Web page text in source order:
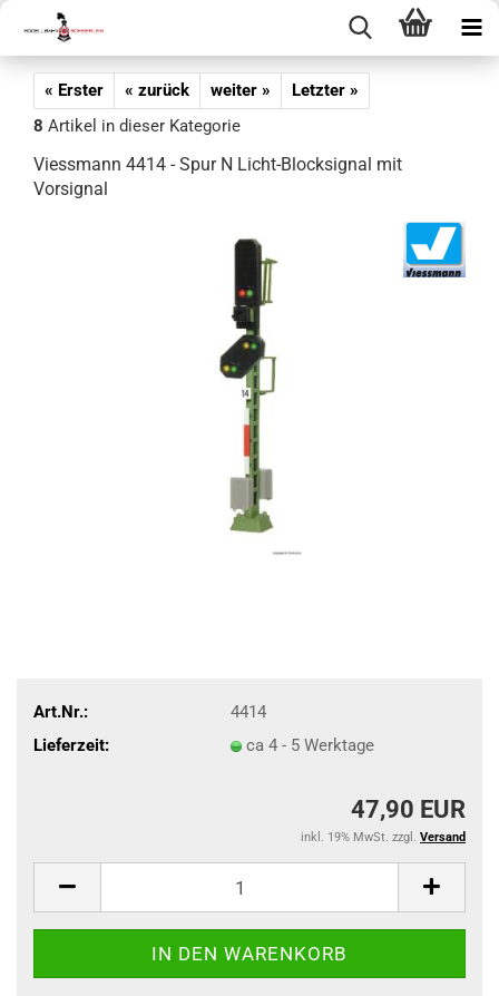
« Erster « zurück weiter »
Letzter »
8 Artikel in dieser Kategorie
Viessmann 4414 - Spur N Licht-Blocksignal mit
Vorsignal
Art.Nr.:
4414
Lieferzeit:
ca 4 - 5 Werktage
47,90 EUR
inkl. 19% MwSt. zzgl. Versand